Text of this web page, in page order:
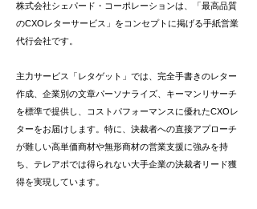
株式会社シェパード・コーポレーションは、「最高品質
のCXOレターサービス」をコンセプトに掲げる手紙営業
代行会社です。
主力サービス「レタゲット」では、完全手書きのレター
作成、企業別の文章パーソナライズ、キーマンリサーチ
を標準で提供し、コストパフォーマンスに優れたCXOレ
ターをお届けします。特に、決裁者への直接アプローチ
が難しい高単価商材や無形商材の営業支援に強みを持
ち、テレアポでは得られない大手企業の決裁者リード獲
得を実現しています。